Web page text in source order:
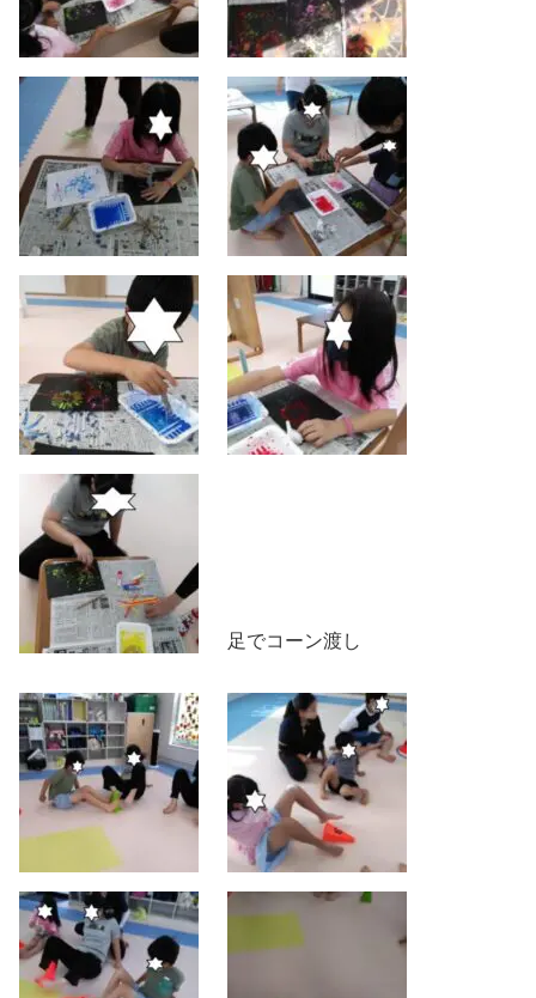
足でコーン渡し